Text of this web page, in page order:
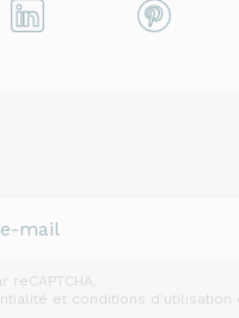
et conditions d'utilisation